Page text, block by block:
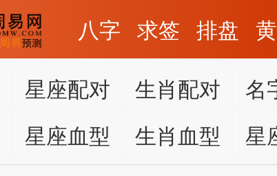
八字 求签 排盘
星座配对 生肖配对
名
星座血型 生肖血型 星